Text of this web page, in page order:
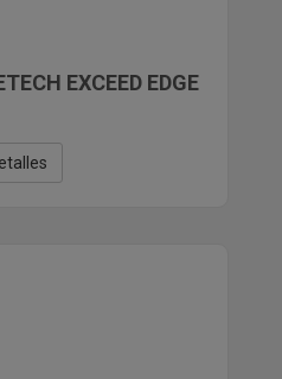
EXCEED EDGE